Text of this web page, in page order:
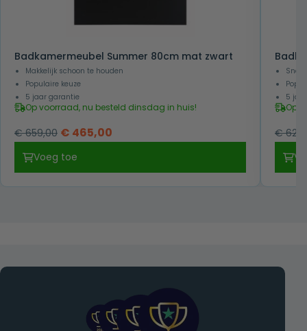
Badkamermeubel Summer 80cm mat zwart
Makkelijk schoon te houden
Populaire keuze
5 jaar garantie
Op voorraad, nu besteld dinsdag in huis!
€659,00 Oorspronkelijke
€ 659,00.
€ 465,00
€ 465,00.
Voeg toe
Snel
5
Op
€